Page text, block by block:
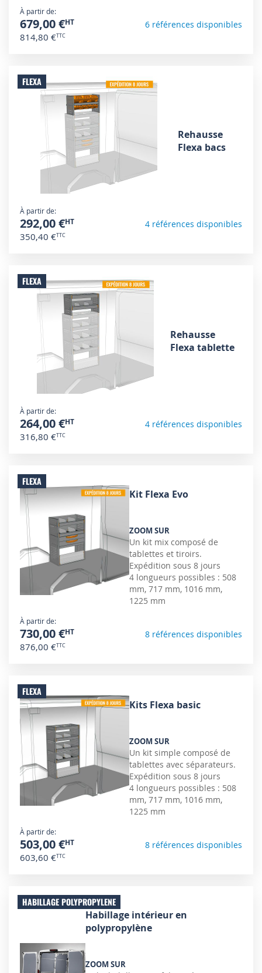
À partir de
679,00 €
814,80 €
6 références disponibles
FLEXA
Rehausse
Flexa bacs
À partir de
292,00 €
350,40 €
4 références disponibles
FLEXA
Rehausse
Flexa tablette
À partir de
264,00 €
316,80 €
4 références disponibles
FLEXA
Kit Flexa Evo
ZOOM SUR
Un kit mix composé de
tablettes et tiroirs.
Expédition sous 8 jours
4 longueurs possibles : 508
mm, 717 mm, 1016 mm,
1225 mm
À partir de
730,00 €
876,00 €
8 références disponibles
FLEXA
Kits Flexa basic
ZOOM SUR
Un kit simple composé de
tablettes avec séparateurs.
Expédition sous 8 jours
4 longueurs possibles : 508
mm, 717 mm, 1016 mm,
1225 mm
À partir de
503,00 €
603,60 €
8 références disponibles
HABILLAGE POLYPROPYLENE
Habillage intérieur en
polypropylène
ZOOM SUR